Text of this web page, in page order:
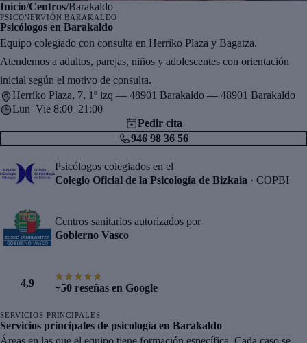
Inicio/Centros/Barakaldo
PSICONERVIÓN BARAKALDO
Psicólogos en Barakaldo
Equipo colegiado con consulta en Herriko Plaza y Bagatza.
Atendemos a adultos, parejas, niños y adolescentes con orientación
inicial según el motivo de consulta.
Herriko Plaza, 7, 1º izq — 48901 Barakaldo — 48901 Barakaldo
Lun–Vie 8:00–21:00
Pedir cita
946 98 36 56
Psicólogos colegiados en el
Colegio Oficial de la Psicología de Bizkaia · COPBI
Centros sanitarios autorizados por
Gobierno Vasco
4,9
★★★★★
★★★★★
+50 reseñas en Google
SERVICIOS PRINCIPALES
Servicios principales de psicología en Barakaldo